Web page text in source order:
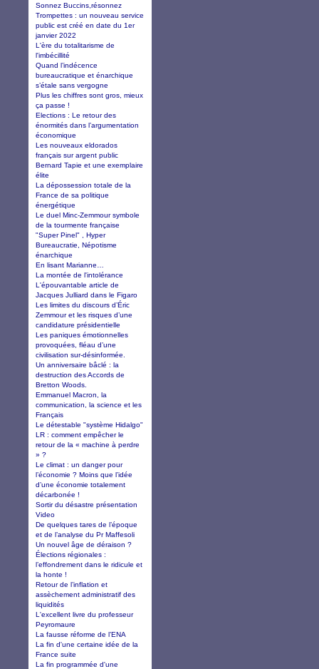
Sonnez Buccins,résonnez
Trompettes : un nouveau service
public est créé en date du 1er
janvier 2022
L'ère du totalitarisme de
l'imbécillité
Quand l’indécence
bureaucratique et énarchique
s’étale sans vergogne
Plus les chiffres sont gros, mieux
ça passe !
Elections : Le retour des
énormités dans l’argumentation
économique
Les nouveaux eldorados
français sur argent public
Bernard Tapie et une exemplaire
élite
La dépossession totale de la
France de sa politique
énergétique
Le duel Minc-Zemmour symbole
de la tourmente française
"Super Pinel" , Hyper
Bureaucratie, Népotisme
énarchique
En lisant Marianne…
La montée de l'intolérance
L'épouvantable article de
Jacques Julliard dans le Figaro
Les limites du discours d’Éric
Zemmour et les risques d’une
candidature présidentielle
Les paniques émotionnelles
provoquées, fléau d’une
civilisation sur-désinformée.
Un anniversaire bâclé : la
destruction des Accords de
Bretton Woods.
Emmanuel Macron, la
communication, la science et les
Français
Le détestable "système Hidalgo"
LR : comment empêcher le
retour de la « machine à perdre
» ?
Le climat : un danger pour
l’économie ? Moins que l’idée
d’une économie totalement
décarbonée !
Sortir du désastre présentation
Video
De quelques tares de l’époque
et de l’analyse du Pr Maffesoli
Un nouvel âge de déraison ?
Élections régionales :
l’effondrement dans le ridicule et
la honte !
Retour de l’inflation et
assèchement administratif des
liquidités
L'excellent livre du professeur
Peyromaure
La fausse réforme de l’ENA
La fin d'une certaine idée de la
France suite
La fin programmée d'une